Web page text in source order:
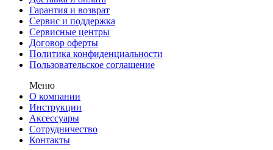
Гарантия и возврат
Сервис и поддержка
Сервисные центры
Договор оферты
Политика конфиденциальности
Пользовательское соглашение
Меню
О компании
Инструкции
Аксессуары
Сотрудничество
Контакты